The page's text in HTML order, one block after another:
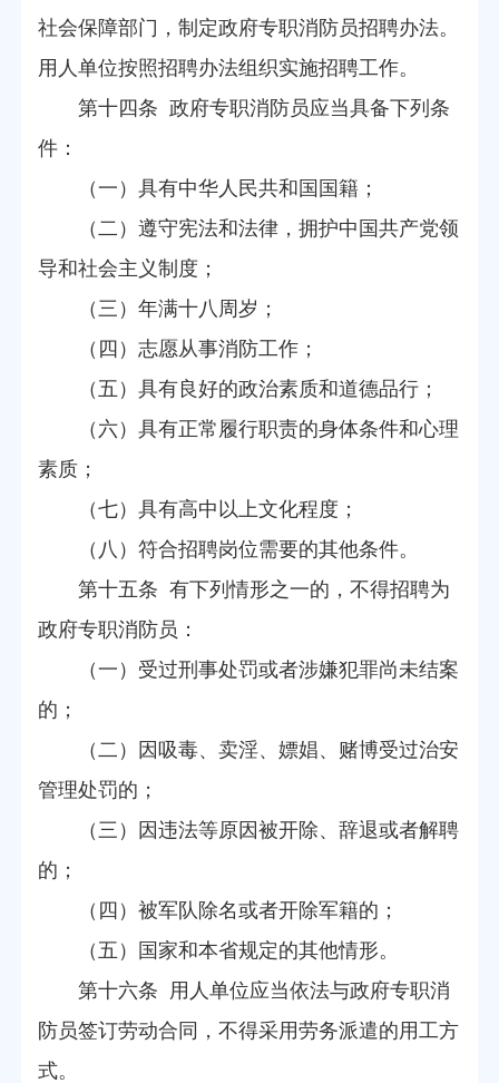
社会保障部门，制定政府专职消防员招聘办法。
用人单位按照招聘办法组织实施招聘工作。
第十四条 政府专职消防员应当具备下列条
件：
（一）具有中华人民共和国国籍；
（二）遵守宪法和法律，拥护中国共产党领
导和社会主义制度；
（三）年满十八周岁；
（四）志愿从事消防工作；
（五）具有良好的政治素质和道德品行；
（六）具有正常履行职责的身体条件和心理
素质；
（七）具有高中以上文化程度；
（八）符合招聘岗位需要的其他条件。
第十五条 有下列情形之一的，不得招聘为
政府专职消防员：
（一）受过刑事处罚或者涉嫌犯罪尚未结案
的；
（二）因吸毒、卖淫、嫖娼、赌博受过治安
管理处罚的；
（三）因违法等原因被开除、辞退或者解聘
的；
（四）被军队除名或者开除军籍的；
（五）国家和本省规定的其他情形。
第十六条 用人单位应当依法与政府专职消
防员签订劳动合同，不得采用劳务派遣的用工方
式。